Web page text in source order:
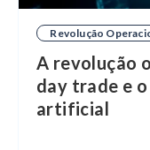
Revolução
A revolução
day trade e
artificial